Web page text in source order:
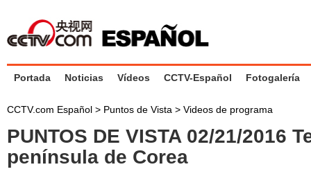
Portada Noticias Vídeos CCTV-Español Fotogalería
CCTV.com Español > Puntos de Vista > Videos de programa
PUNTOS DE VISTA 02/21/2016
península de Corea